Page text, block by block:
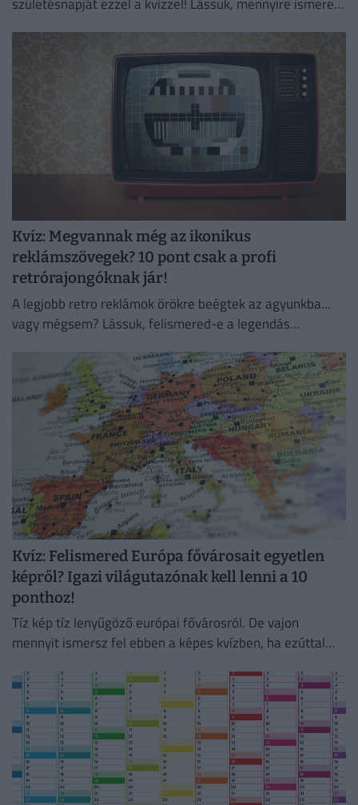
Kvíz: Megvannak még az ikonikus
reklámszövegek? 10 pont csak a profi
retrórajongóknak jár!
A legjobb retro reklámok örökre beégtek az agyunkba...
vagy mégsem? Lássuk, felismered-e a legendás
Kvíz: Felismered Európa fővárosait egyetlen
képről? Igazi világutazónak kell lenni a 10
ponthoz!
Tíz kép tíz lenyűgöző európai fővárosról. De vajon
mennyit ismersz fel ebben a képes kvízben, ha ezúttal